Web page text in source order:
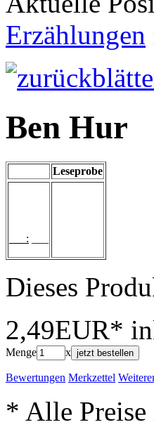
Erzählungen
Ben Hur
Leseprobe
___:
Dieses
2,49EUR*
Menge x jetzt bestellen
Bewertungen Merkzettel
* Alle